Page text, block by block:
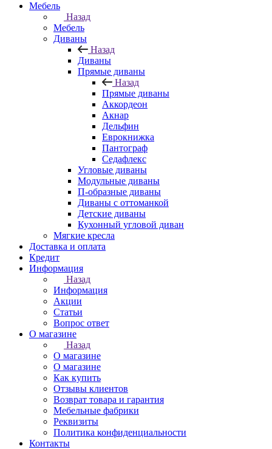
Мебель
Назад
Мебель
Диваны
Назад
Диваны
Прямые диваны
Назад
Прямые диваны
Аккордеон
Акнар
Дельфин
Еврокнижка
Пантограф
Седафлекс
Угловые диваны
Модульные диваны
П-образные диваны
Диваны с оттоманкой
Детские диваны
Кухонный угловой диван
Мягкие кресла
Доставка и оплата
Кредит
Информация
Назад
Информация
Акции
Статьи
Вопрос ответ
О магазине
Назад
О магазине
О магазине
Как купить
Отзывы клиентов
Возврат товара и гарантия
Мебельные фабрики
Реквизиты
Политика конфиденциальности
Контакты